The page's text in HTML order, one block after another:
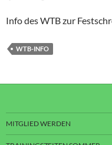
Info des WTB zur
WTB-INFO
MITGLIED WERDEN